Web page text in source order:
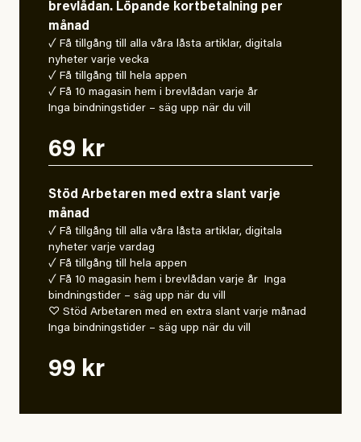
brevlådan. Löpande kortbetalning per
månad
✓ Få tillgång till alla våra låsta artiklar, digitala
nyheter varje vecka
✓ Få tillgång till hela appen
✓ Få 10 magasin hem i brevlådan varje år
Inga bindningstider – säg upp när du vill
69 kr
Stöd Arbetaren med extra slant varje
månad
✓ Få tillgång till alla våra låsta artiklar, digitala
nyheter varje vardag
✓ Få tillgång till hela appen
✓ Få 10 magasin hem i brevlådan varje år Inga
bindningstider – säg upp när du vill
♡ Stöd Arbetaren med en extra slant varje månad
Inga bindningstider – säg upp när du vill
99 kr